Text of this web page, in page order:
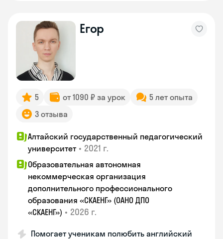
Егор
5 от 1090 ₽ за урок
5 лет опыта
3 отзыва
Алтайский государственный педагогический
университет • 2021 г.
Образовательная автономная
некоммерческая организация
дополнительного профессионального
образования «СКАЕНГ» (ОАНО ДПО
«СКАЕНГ») • 2026 г.
Помогает ученикам полюбить английский